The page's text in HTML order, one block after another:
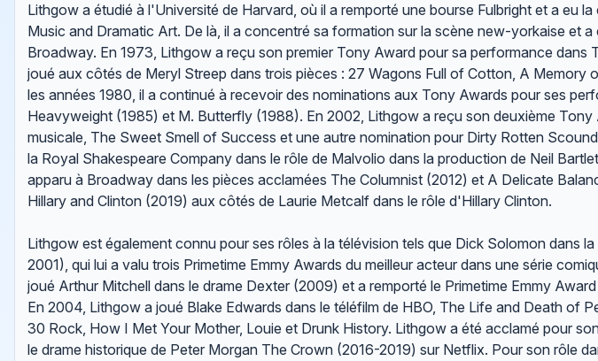
Lithgow a étudié à l'Université de Harvard, où il a remporté une bourse Fulbright et a eu
Music and Dramatic Art. De là, il a concentré sa formation sur la scène new-yorkaise et
Broadway. En 1973, Lithgow a reçu son premier Tony Award pour sa performance dans
joué aux côtés de Meryl Streep dans trois pièces : 27 Wagons Full of Cotton, A
les années 1980, il a continué à recevoir des nominations aux Tony Awards pour ses
Heavyweight (1985) et M. Butterfly (1988). En 2002, Lithgow a reçu son deuxième
musicale, The Sweet Smell of Success et une autre nomination pour Dirty Rotten
la Royal Shakespeare Company dans le rôle de Malvolio dans la production de Neil
apparu à Broadway dans les pièces acclamées The Columnist (2012) et A Delicate
Hillary and Clinton (2019) aux côtés de Laurie Metcalf dans le rôle d'Hillary Clinton.
Lithgow est également connu pour ses rôles à la télévision tels que Dick Solomon dans
2001), qui lui a valu trois Primetime Emmy Awards du meilleur acteur dans une série
joué Arthur Mitchell dans le drame Dexter (2009) et a remporté le Primetime Emmy
En 2004, Lithgow a joué Blake Edwards dans le téléfilm de HBO, The Life and Death of
30 Rock, How I Met Your Mother, Louie et Drunk History. Lithgow a été acclamé pour
le drame historique de Peter Morgan The Crown (2016-2019) sur Netflix. Pour son rôle